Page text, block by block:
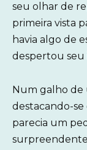
seu olhar de
primeira vista
havia algo de
despertou seu
Num galho de
destacando-se
parecia um